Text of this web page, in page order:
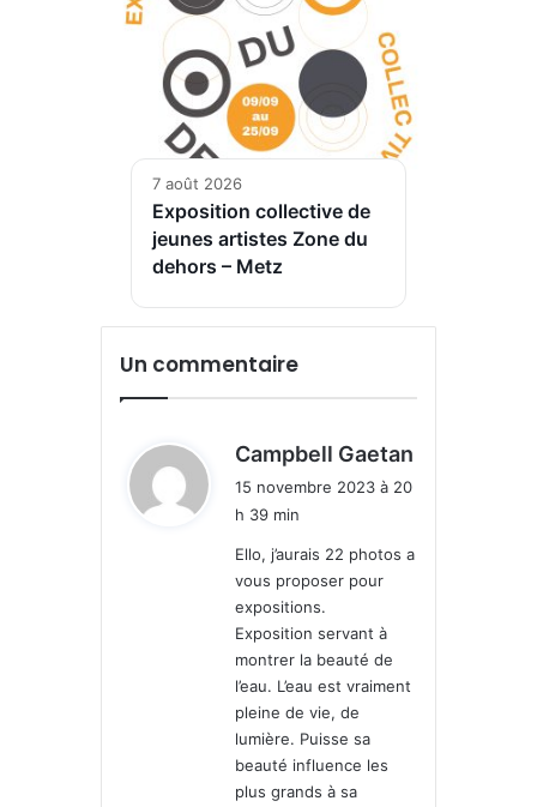
7 août 2026
Exposition collective de
jeunes artistes Zone du
dehors – Metz
Un commentaire
Campbell Gaetan
:
15 novembre 2023 à 20
h 39 min
Ello, j’aurais 22 photos a
vous proposer pour
expositions.
Exposition servant à
montrer la beauté de
l’eau. L’eau est vraiment
pleine de vie, de
lumière. Puisse sa
beauté influence les
plus grands à sa